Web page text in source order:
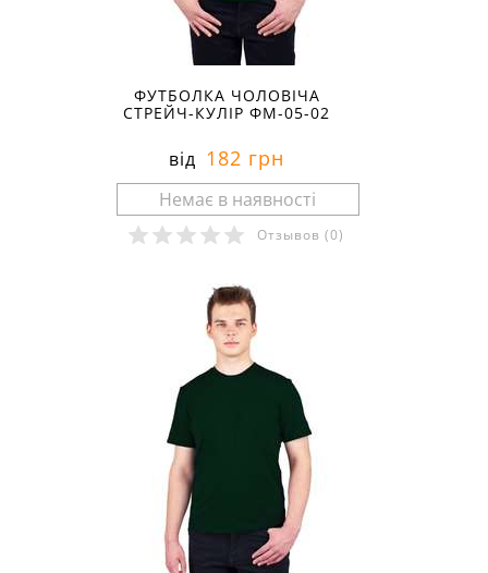
ФУТБОЛКА ЧОЛОВІЧА
СТРЕЙЧ-КУЛІР ФМ-05-02
від 182 грн
Отзывов (0)